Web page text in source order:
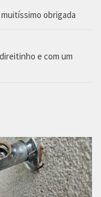
obrigada
e com um